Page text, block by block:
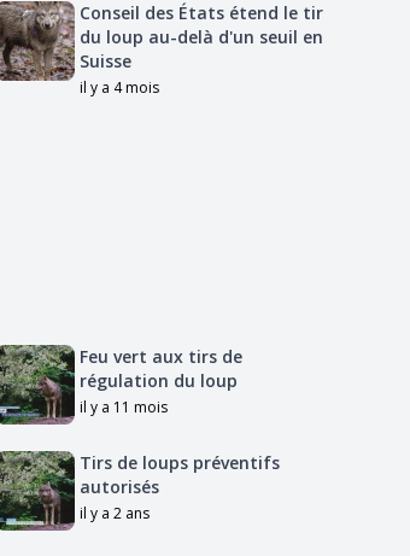
Conseil des États étend le tir
du loup au-delà d'un seuil en
Suisse
il y a 4 mois
Feu vert aux tirs de
régulation du loup
il y a 11 mois
Tirs de loups préventifs
autorisés
il y a 2 ans